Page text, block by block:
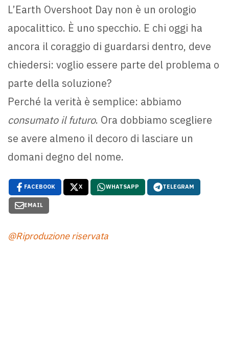
L’Earth Overshoot Day non è un orologio
apocalittico. È uno specchio. E chi oggi ha
ancora il coraggio di guardarsi dentro, deve
chiedersi: voglio essere parte del problema o
parte della soluzione?
Perché la verità è semplice: abbiamo
consumato il futuro. Ora dobbiamo scegliere
se avere almeno il decoro di lasciare un
domani degno del nome.
FACEBOOK X WHATSAPP TELEGRAM
EMAIL
@Riproduzione riservata